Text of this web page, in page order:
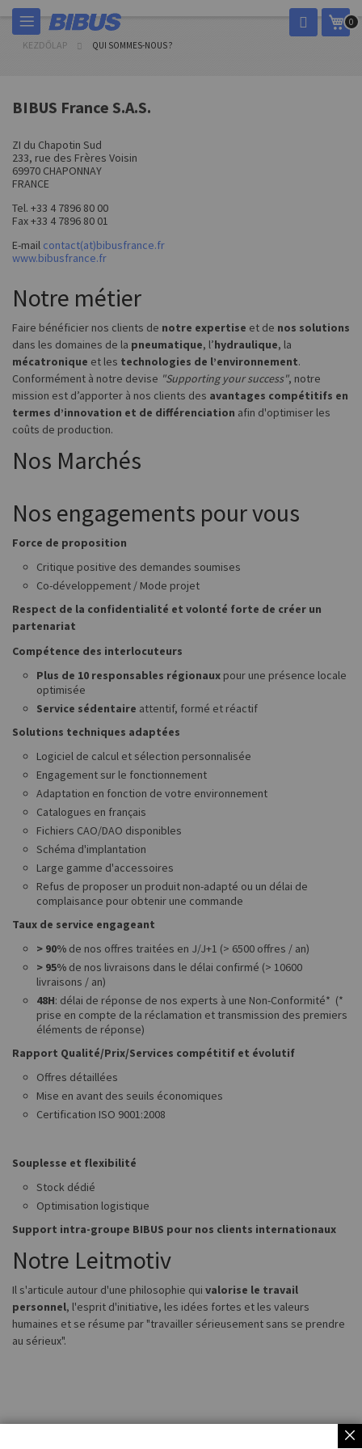
Ugrás
tartalomhoz
0
KEZDŐLAP QUI SOMMES-NOUS ?
BIBUS France S.A.S.
ZI du Chapotin Sud
233, rue des Frères Voisin
69970 CHAPONNAY
FRANCE
Tel. +33 4 7896 80 00
Fax +33 4 7896 80 01
E-mail contact(at)bibusfrance.fr
www.bibusfrance.fr
Notre métier
Faire bénéficier nos clients de notre expertise et de nos solutions
dans les domaines de la pneumatique, l’hydraulique, la
mécatronique et les technologies de l’environnement.
Conformément à notre devise "Supporting your success", notre
mission est d’apporter à nos clients des avantages compétitifs en
termes d’innovation et de différenciation afin d'optimiser les
coûts de production.
Nos Marchés
Nos engagements pour vous
Force de proposition
Critique positive des demandes soumises
Co-développement / Mode projet
Respect de la confidentialité et volonté forte de créer un
partenariat
Compétence des interlocuteurs
Plus de 10 responsables régionaux pour une présence locale
optimisée
Service sédentaire attentif, formé et réactif
Solutions techniques adaptées
Logiciel de calcul et sélection personnalisée
Engagement sur le fonctionnement
Adaptation en fonction de votre environnement
Catalogues en français
Fichiers CAO/DAO disponibles
Schéma d'implantation
Large gamme d'accessoires
Refus de proposer un produit non-adapté ou un délai de
complaisance pour obtenir une commande
Taux de service engageant
> 90% de nos offres traitées en J/J+1 (> 6500 offres / an)
> 95% de nos livraisons dans le délai confirmé (> 10600
livraisons / an)
48H: délai de réponse de nos experts à une Non-Conformité* (*
prise en compte de la réclamation et transmission des premiers
éléments de réponse)
Rapport Qualité/Prix/Services compétitif et évolutif
Offres détaillées
Mise en avant des seuils économiques
Certification ISO 9001:2008
Souplesse et flexibilité
Stock dédié
Optimisation logistique
Support intra-groupe BIBUS pour nos clients internationaux
Notre Leitmotiv
Il s'articule autour d'une philosophie qui valorise le travail
personnel, l'esprit d'initiative, les idées fortes et les valeurs
humaines et se résume par "travailler sérieusement sans se prendre
au sérieux".